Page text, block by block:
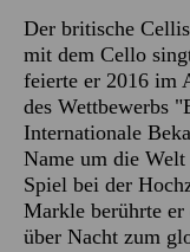
Der britische
mit dem Cello
feierte er 2016 im
des Wettbewerbs
Internationale
Name um die
Spiel bei der
Markle berührte
über Nacht zum